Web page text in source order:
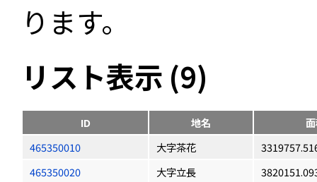
ります。
リスト表示 (9)
ID 地名
465350010
大字茶花
465350020
大字立長